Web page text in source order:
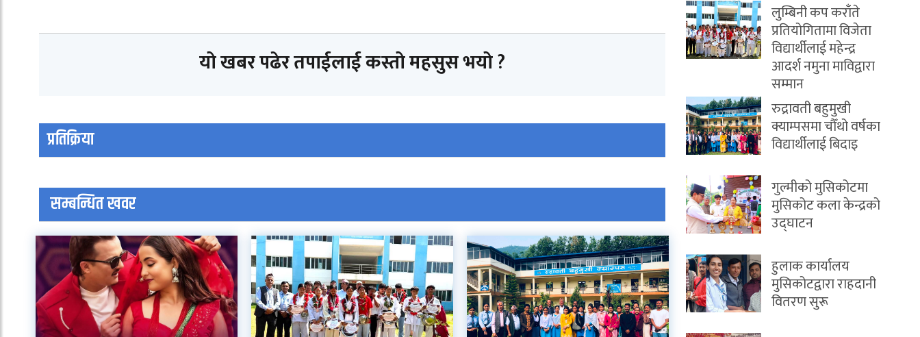
यो खबर पढेर तपाईलाई कस्तो महसुस भयो ?
प्रतिक्रिया
सम्बन्धित खवर
लुम्बिनी कप कराँते
प्रतियोगितामा विजेता
विद्यार्थीलाई महेन्द्र
आदर्श नमुना माविद्वारा
सम्मान
रुद्रावती बहुमुखी
क्याम्पसमा चौँथो वर्षका
विद्यार्थीलाई बिदाइ
गुल्मीको मुसिकोटमा
मुसिकोट कला केन्द्रको
उद्घाटन
हुलाक कार्यालय
मुसिकोटद्वारा राहदानी
वितरण सुरू